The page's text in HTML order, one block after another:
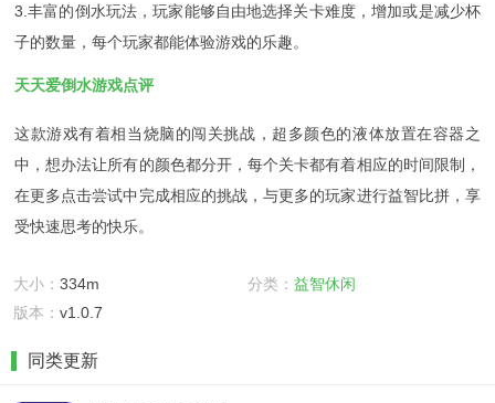
3.丰富的倒水玩法，玩家能够自由地选择关卡难度，增加或是减少杯
子的数量，每个玩家都能体验游戏的乐趣。
天天爱倒水游戏点评
这款游戏有着相当烧脑的闯关挑战，超多颜色的液体放置在容器之
中，想办法让所有的颜色都分开，每个关卡都有着相应的时间限制，
在更多点击尝试中完成相应的挑战，与更多的玩家进行益智比拼，享
受快速思考的快乐。
大小： 334m 分类： 益智休闲
版本： v1.0.7
同类更新